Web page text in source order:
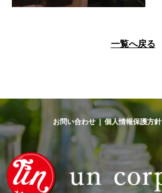
一覧へ戻る
お問い合わせ 個人情報保護方針